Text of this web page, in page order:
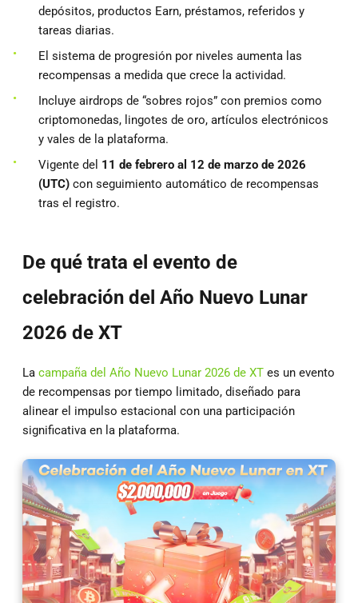
depósitos, productos Earn, préstamos, referidos y
tareas diarias.
El sistema de progresión por niveles aumenta las
recompensas a medida que crece la actividad.
Incluye airdrops de “sobres rojos” con premios como
criptomonedas, lingotes de oro, artículos electrónicos
y vales de la plataforma.
Vigente del 11 de febrero al 12 de marzo de 2026
(UTC) con seguimiento automático de recompensas
tras el registro.
De qué trata el evento de
celebración del Año Nuevo Lunar
2026 de XT
La campaña del Año Nuevo Lunar 2026 de XT es un evento
de recompensas por tiempo limitado, diseñado para
alinear el impulso estacional con una participación
significativa en la plataforma.